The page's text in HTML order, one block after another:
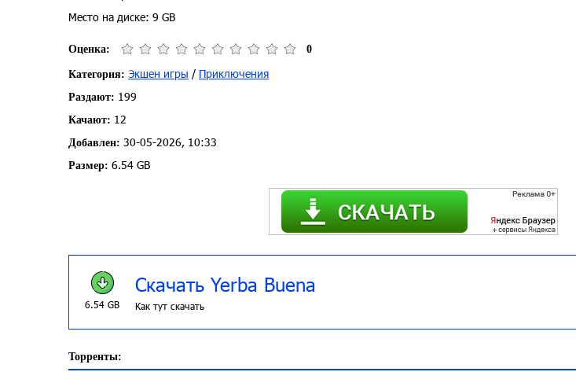
Место на диске: 9 GB
Оценка: 0
Категория: Экшен игры / Приключения
Раздают: 199
Качают: 12
Добавлен: 30-05-2026, 10:33
Размер: 6.54 GB
6.54 GB
Скачать Yerba Buena
Как тут скачать
Торренты: